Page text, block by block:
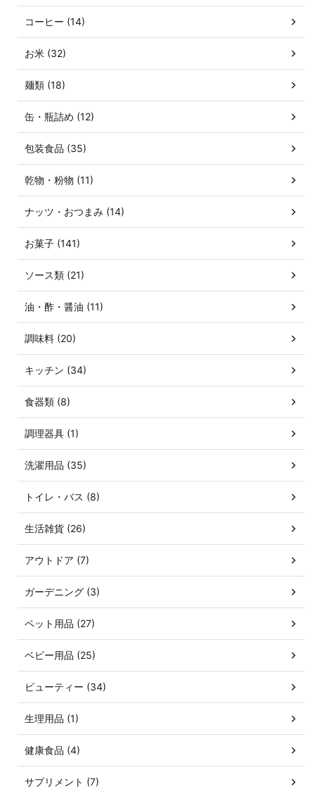
コーヒー (14)
お米 (32)
麺類 (18)
缶・瓶詰め (12)
包装食品 (35)
乾物・粉物 (11)
ナッツ・おつまみ (14)
お菓子 (141)
ソース類 (21)
油・酢・醤油 (11)
調味料 (20)
キッチン (34)
食器類 (8)
調理器具 (1)
洗濯用品 (35)
トイレ・バス (8)
生活雑貨 (26)
アウトドア (7)
ガーデニング (3)
ペット用品 (27)
ベビー用品 (25)
ビューティー (34)
生理用品 (1)
健康食品 (4)
サプリメント (7)